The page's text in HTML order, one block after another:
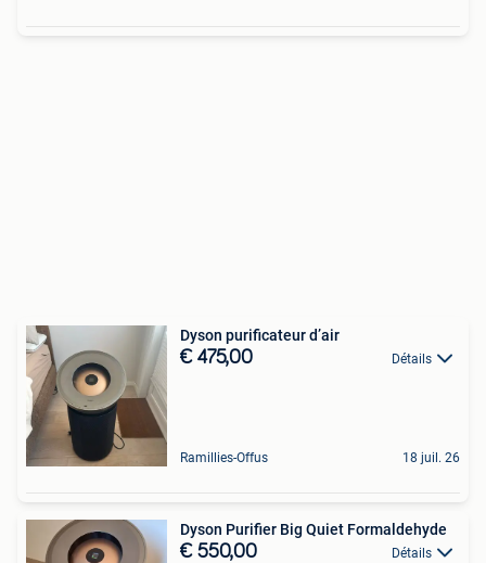
Dyson purificateur d’air
€ 475,00 Détails
Ramillies-Offus 18 juil. 26
Dyson Purifier Big Quiet Formaldehyde
€ 550,00 Détails